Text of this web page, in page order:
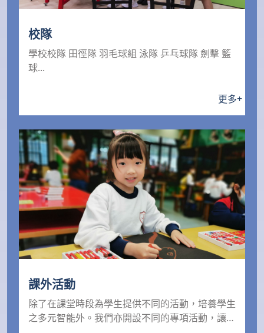
校隊
學校校隊 田徑隊 羽毛球組 泳隊 乒乓球隊 劍擊 籃
球...
更多+
課外活動
除了在課堂時段為學生提供不同的活動，培養學生
之多元智能外。我們亦開設不同的專項活動，讓不